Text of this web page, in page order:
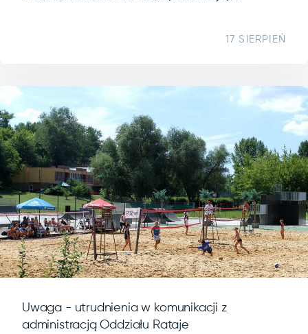
17 SIERPIEŃ
Uwaga - utrudnienia w komunikacji z
administracją Oddziału Rataje